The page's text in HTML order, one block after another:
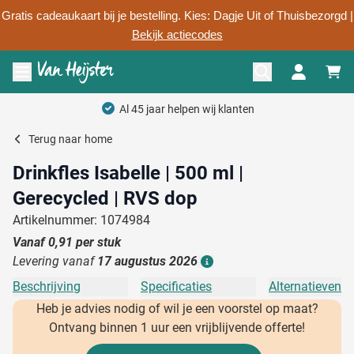
Gratis cadeaukaart bij je bestelling. Kies: Dagje Uit of Thuisbezorgd |
Bekijk actiecodes
Ga naar de inhoud
Menu openen
Terug naar home
Drinkfles Isabelle | 500 ml |
Gerecycled | RVS dop
Artikelnummer: 1074984
Vanaf0,91 per stuk
Levering vanaf 17 augustus 2026
Beschrijving Specificaties
Alternatieven
Heb je advies nodig of wil je een voorstel op maat?
Ontvang binnen 1 uur een vrijblijvende offerte!